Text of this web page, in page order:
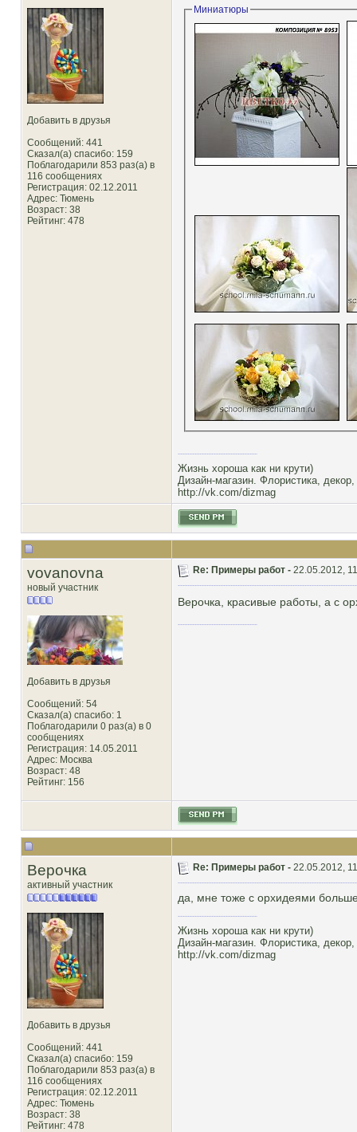
Добавить в друзья
Сообщений: 441
Сказал(а) спасибо: 159
Поблагодарили 853 раз(а) в
116 сообщениях
Регистрация: 02.12.2011
Адрес: Тюмень
Возраст: 38
Рейтинг: 478
Миниатюры
Жизнь хороша как ни крути)
Дизайн-магазин. Флористика, декор,
http://vk.com/dizmag
vovanovna
новый участник
Добавить в друзья
Сообщений: 54
Сказал(а) спасибо: 1
Поблагодарили 0 раз(а) в 0
сообщениях
Регистрация: 14.05.2011
Адрес: Москва
Возраст: 48
Рейтинг: 156
Re: Примеры работ - 22.05.2012,
Верочка, красивые работы, а с
Верочка
активный участник
Добавить в друзья
Сообщений: 441
Сказал(а) спасибо: 159
Поблагодарили 853 раз(а) в
116 сообщениях
Регистрация: 02.12.2011
Адрес: Тюмень
Возраст: 38
Рейтинг: 478
Re: Примеры работ - 22.05.2012,
да, мне тоже с орхидеями
Жизнь хороша как ни крути)
Дизайн-магазин. Флористика, декор,
http://vk.com/dizmag